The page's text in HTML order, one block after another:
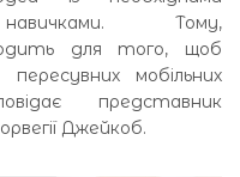
Тому,
для того, щоб
мобільних
представник
Джейкоб.